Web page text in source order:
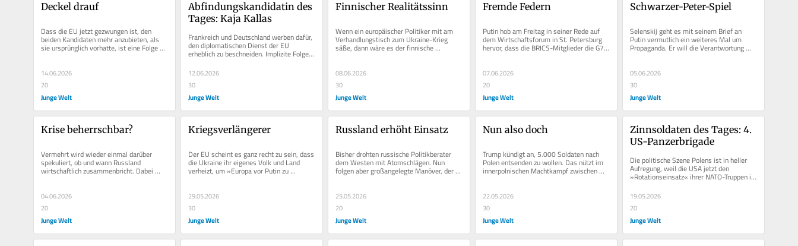
Deckel drauf
Dass die EU jetzt gezwungen ist, den
beiden Kandidaten mehr anzubieten, als
sie ursprünglich vorhatte, ist eine Folge
des Ukraine-Krieges. Mit einem...
14.06.2026
20
Junge Welt
Abfindungskandidatin des
Tages: Kaja Kallas
Frankreich und Deutschland werben dafür,
den diplomatischen Dienst der EU
erheblich zu beschneiden. Implizite Folge
wäre, dass die Außenbeauftragte...
12.06.2026
30
Junge Welt
Finnischer Realitätssinn
Wenn ein europäischer Politiker mit am
Verhandlungstisch zum Ukraine-Krieg
säße, dann wäre es der finnische
Präsident, dessen Land verinnerlicht...
08.06.2026
30
Junge Welt
Fremde Federn
Putin hob am Freitag in seiner Rede auf
dem Wirtschaftsforum in St. Petersburg
hervor, dass die BRICS-Mitglieder die G7-
Staaten wirtschaftlich...
07.06.2026
20
Junge Welt
Schwarzer-Peter-Spiel
Selenskij geht es mit seinem Brief an
Putin vermutlich ein weiteres Mal um
Propaganda. Er will die Verantwortung
dafür, dass der Krieg wohl...
05.06.2026
30
Junge Welt
Krise beherrschbar?
Vermehrt wird wieder einmal darüber
spekuliert, ob und wann Russland
wirtschaftlich zusammenbricht. Dabei
04.06.2026
20
Junge Welt
Kriegsverlängerer
Der EU scheint es ganz recht zu sein, dass
die Ukraine ihr eigenes Volk und Land
verheizt, um »Europa vor Putin zu
schützen«. Für die Regierung in...
29.05.2026
30
Junge Welt
Russland erhöht Einsatz
Bisher drohten russische Politikberater
dem Westen mit Atomschlägen. Nun
folgen aber großangelegte Manöver, der
Test einer Interkontinentalrakete...
25.05.2026
20
Junge Welt
Nun also doch
Trump kündigt an, 5.000 Soldaten nach
Polen entsenden zu wollen. Das nützt im
innerpolnischen Machtkampf zwischen
dem Premier Tusk und dem...
22.05.2026
30
Junge Welt
Zinnsoldaten des Tages: 4.
US-Panzerbrigade
Die politische Szene Polens ist in heller
Aufregung, weil die USA jetzt den
»Rotationseinsatz« ihrer NATO-Truppen in
19.05.2026
20
Junge Welt